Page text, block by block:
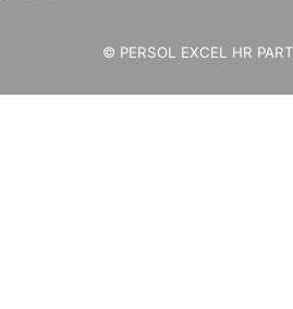
© PERSOL EXCEL HR